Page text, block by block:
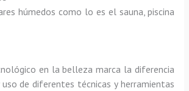
húmedos como lo es el sauna, piscina
en la belleza marca la diferencia
de diferentes técnicas y herramientas